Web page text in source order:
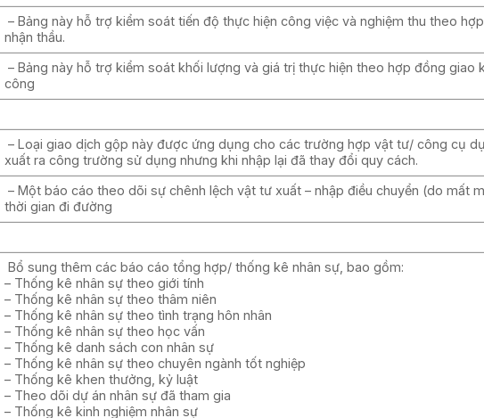
– Bảng này hỗ trợ kiểm soát tiến độ thực hiện công việc và nghiệm thu theo
nhận thầu.
– Bảng này hỗ trợ kiểm soát khối lượng và giá trị thực hiện theo hợp đồng giao
công
– Loại giao dịch gộp này được ứng dụng cho các trường hợp vật tư/ công cụ
xuất ra công trường sử dụng nhưng khi nhập lại đã thay đổi quy cách.
– Một báo cáo theo dõi sự chênh lệch vật tư xuất – nhập điều chuyển (do mất
thời gian đi đường
Bổ sung thêm các báo cáo tổng hợp/ thống kê nhân sự, bao gồm:
– Thống kê nhân sự theo giới tính
– Thống kê nhân sự theo thâm niên
– Thống kê nhân sự theo tình trạng hôn nhân
– Thống kê nhân sự theo học vấn
– Thống kê danh sách con nhân sự
– Thống kê nhân sự theo chuyên ngành tốt nghiệp
– Thống kê khen thưởng, kỷ luật
– Theo dõi dự án nhân sự đã tham gia
– Thống kê kinh nghiệm nhân sự